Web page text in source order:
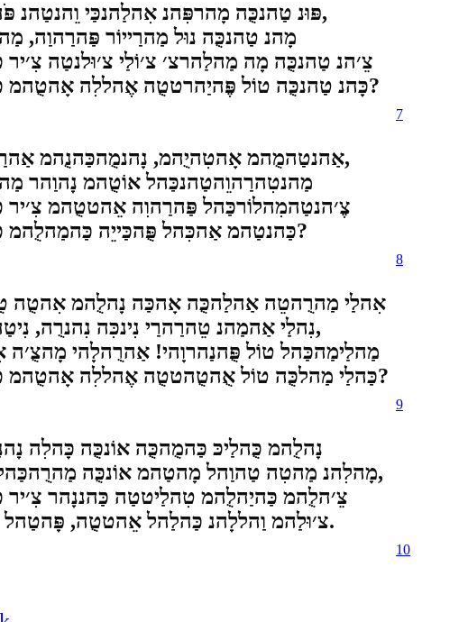
פּוּנ טַהנכֻּה מָהרפִּהנ אִהלַהנכַּי וֵהנטַהנ פֹּהנ נֶהטֻהנטוֹל וַהרַייָהל אַהטַהרטטֻה,
מָהנ טַהנכֻּה נוּל מַהרַייוֹר פַּהרַהוַה,
צֵ׳הנ טַהנכֻּה מָה מַהלַהרצ׳ צ׳וֹלַי צ׳וּלנטַה
כָּהנ טַהנכֻּה טוֹל פֶּהיַהרטטֻה אֶהללִה אָהטֻהמ כַּהנַהפַּהטִהיִיצ׳צֻ׳הרַהמ כָּהמֻהרַהוֵה?
7
אַהנטַהמֻהמ אָהטִהיֻהמ, נָהנמֻהכַּהנֻהמ אַהרַהוֻה אַהנַייָהנֻהמ, אַהרִהוֻה אַהרִהיַה,
מַהנטִהרַהוֵהטַהנכַּהל אוֹטֻהמ נָהוַהר
צֶ׳הנטַהמִהלוֹרכַּהל פַּהרַהוִה אֵהטטֻהמ
כַּהנטַהמ אַהכִּהל פֻּהכַּייֵה כַּהמַהלֻהמ כַּהנַהפַּהטִהיִיצ׳צֻ׳הרַהמ כָּהמֻהרַהוֵה?
8
אִהלַי מַהרֻהטֵה אַהלַהכֻּה אָהכַּה נָהלֻהמ אִהטֻה
נִהלַי אַהמַהנ טֵהרַהרַי נִינכִּה נִהנרֻה, נִיטַהר אַהללָהר טֹהלֻהמ מָה מַהרֻהכַּהל,
מַהלַימַהכַּהל טוֹל פֻּהנַהרוָהי! אַהרֻהלָהי
כַּהלַי מַהלכֻּה טוֹל אֻהטֻהטטֻה אֶהללִה אָהטֻהמ כַּהנַהפַּהטִהיִיצ׳צֻ׳הרַהמ כָּהמֻהרַהוֵה?
9
נָהלֻהמ כֻּהלַיכּ כַּהמֻהכֻּה אוֹנכֻּה כָּהלִה
מָהלִהנ מַהטִה טַהוַהל מָהטַהמ אוֹנכֻּה מַהרֻהכַּהלִהל מַהררֻה אַהטַהנמֵהל מֹהלִהנטַה,
צֵ׳הלֻהמ כַּהיַהלֻהמ טִהלַיטטַה כַּהננָהר
צ׳וּלַהמ וַהללָהנ כַּהלַהל אֵהטטֻה, פָּהטַהל צֹ׳הללַה וַהללָהר וִהנַי אִהללַי אָהמֵה.
10